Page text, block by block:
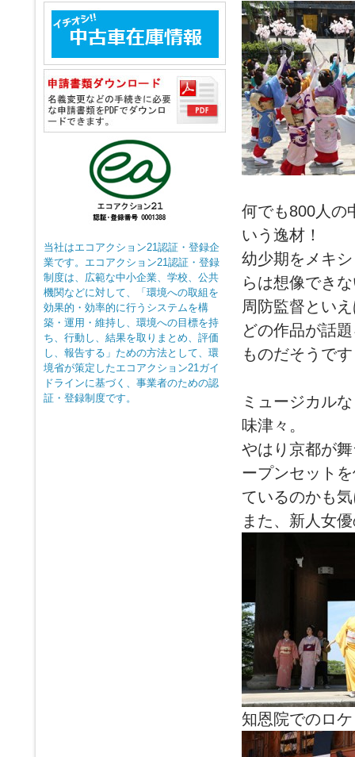
当社はエコアクション21認証・登録企
業です。エコアクション21認証・登録
制度は、広範な中小企業、学校、公共
機関などに対して、「環境への取組を
効果的・効率的に行うシステムを構
築・運用・維持し、環境への目標を持
ち、行動し、結果を取りまとめ、評価
し、報告する」ための方法として、環
境省が策定したエコアクション21ガイ
ドラインに基づく、事業者のための認
証・登録制度です。
何でも800人の
いう逸材！
幼少期をメキ
らは想像でき
周防監督とい
どの作品が話
ものだそうで
ミュージカル
味津々。
やはり京都が
ープンセット
ているのかも
また、新人女
知恩院でのロケ